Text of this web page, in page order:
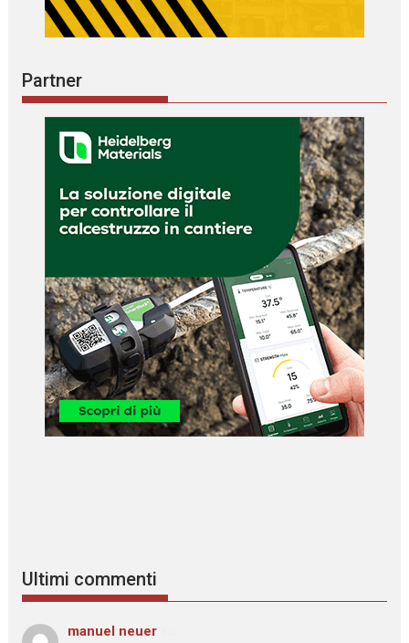
Partner
Ultimi commenti
manuel neuer